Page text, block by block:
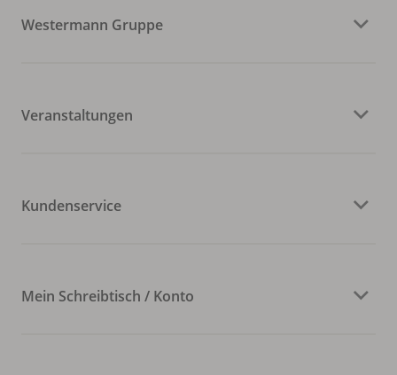
Westermann Gruppe
Veranstaltungen
Kundenservice
Mein Schreibtisch / Konto